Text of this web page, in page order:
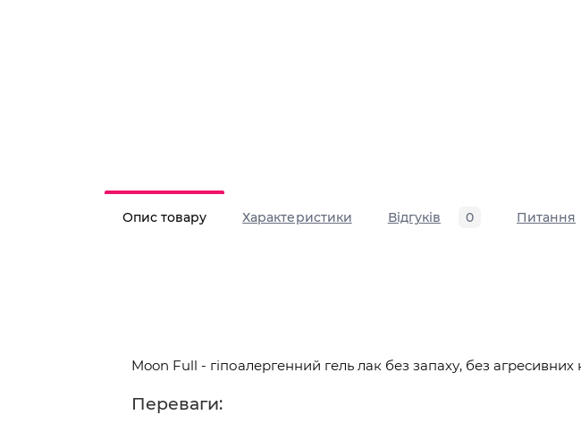
Опис товару Характеристики Відгуків 0 Питання
Moon Full - гіпоалергенний гель лак без запаху, без агресивних
Переваги: